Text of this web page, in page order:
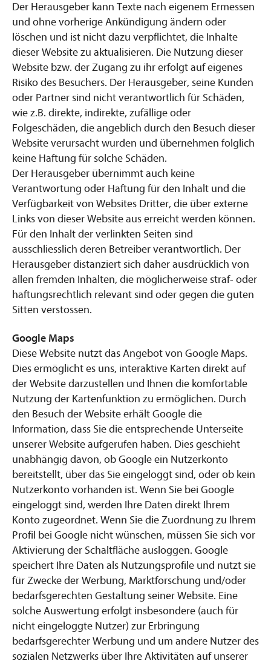
Der Herausgeber kann Texte nach eigenem Ermessen
und ohne vorherige Ankündigung ändern oder
löschen und ist nicht dazu verpflichtet, die Inhalte
dieser Website zu aktualisieren. Die Nutzung dieser
Website bzw. der Zugang zu ihr erfolgt auf eigenes
Risiko des Besuchers. Der Herausgeber, seine Kunden
oder Partner sind nicht verantwortlich für Schäden,
wie z.B. direkte, indirekte, zufällige oder
Folgeschäden, die angeblich durch den Besuch dieser
Website verursacht wurden und übernehmen folglich
keine Haftung für solche Schäden.
Der Herausgeber übernimmt auch keine
Verantwortung oder Haftung für den Inhalt und die
Verfügbarkeit von Websites Dritter, die über externe
Links von dieser Website aus erreicht werden können.
Für den Inhalt der verlinkten Seiten sind
ausschliesslich deren Betreiber verantwortlich. Der
Herausgeber distanziert sich daher ausdrücklich von
allen fremden Inhalten, die möglicherweise straf- oder
haftungsrechtlich relevant sind oder gegen die guten
Sitten verstossen.
Google Maps
Diese Website nutzt das Angebot von Google Maps.
Dies ermöglicht es uns, interaktive Karten direkt auf
der Website darzustellen und Ihnen die komfortable
Nutzung der Kartenfunktion zu ermöglichen. Durch
den Besuch der Website erhält Google die
Information, dass Sie die entsprechende Unterseite
unserer Website aufgerufen haben. Dies geschieht
unabhängig davon, ob Google ein Nutzerkonto
bereitstellt, über das Sie eingeloggt sind, oder ob kein
Nutzerkonto vorhanden ist. Wenn Sie bei Google
eingeloggt sind, werden Ihre Daten direkt Ihrem
Konto zugeordnet. Wenn Sie die Zuordnung zu Ihrem
Profil bei Google nicht wünschen, müssen Sie sich vor
Aktivierung der Schaltfläche ausloggen. Google
speichert Ihre Daten als Nutzungsprofile und nutzt sie
für Zwecke der Werbung, Marktforschung und/oder
bedarfsgerechten Gestaltung seiner Website. Eine
solche Auswertung erfolgt insbesondere (auch für
nicht eingeloggte Nutzer) zur Erbringung
bedarfsgerechter Werbung und um andere Nutzer des
sozialen Netzwerks über Ihre Aktivitäten auf unserer